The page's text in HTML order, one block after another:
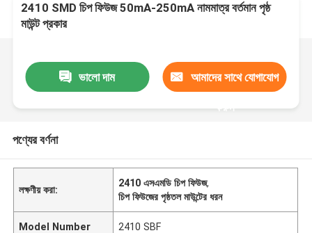
2410 SMD চিপ ফিউজ 50mA-250mA নামমাত্র বর্তমান পৃষ্ঠ
মাউন্ট প্রকার
ভালো দাম আমাদের সাথে যোগাযোগ
করুন
পণ্যের বর্ণনা
লক্ষণীয় করা:
2410 এসএমডি চিপ ফিউজ,
চিপ ফিউজের পৃষ্ঠতল মাউন্টের ধরন
Model Number 2410 SBF